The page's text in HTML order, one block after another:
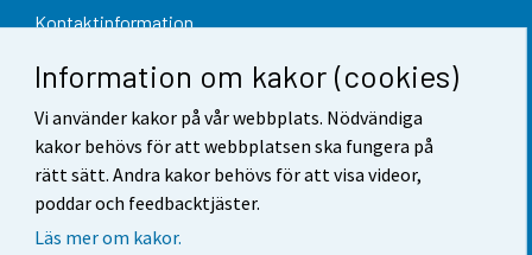
Information om kakor (cookies)
Vi använder kakor på vår webbplats. Nödvändiga
kakor behövs för att webbplatsen ska fungera på
rätt sätt. Andra kakor behövs för att visa videor,
poddar och feedbacktjäster.
Läs mer om kakor.
Kontaktinformation
Respons
Användarvillkor
Dataskydd
Tillgänglighet